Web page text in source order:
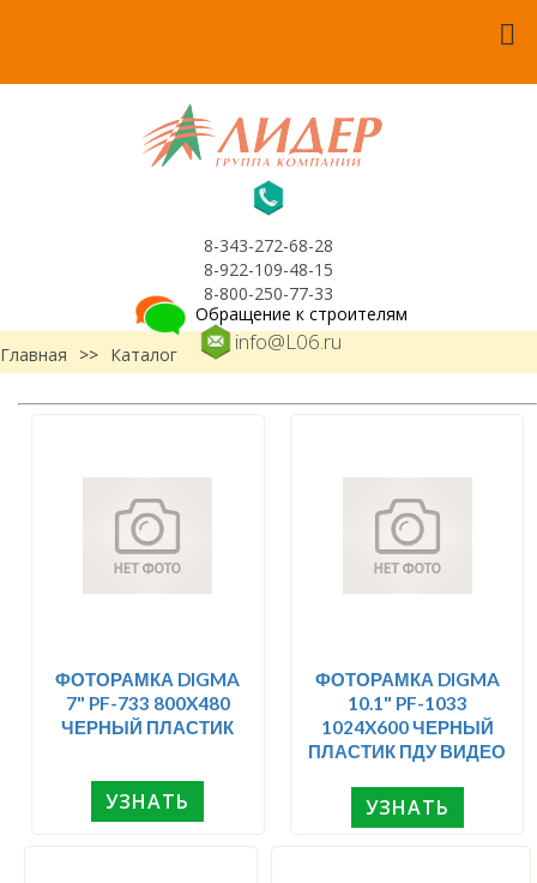
8-343-272-68-28
8-922-109-48-15
8-800-250-77-33
info@L06.ru
Обращение к строителям
Главная
>> Каталог
ФОТОРАМКА DIGMA
7" PF-733 800X480
ЧЕРНЫЙ ПЛАСТИК
УЗНАТЬ
ФОТОРАМКА DIGMA
10.1" PF-1033
1024X600 ЧЕРНЫЙ
ПЛАСТИК ПДУ ВИДЕО
УЗНАТЬ